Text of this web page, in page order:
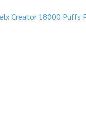
Creator 18000 Puffs